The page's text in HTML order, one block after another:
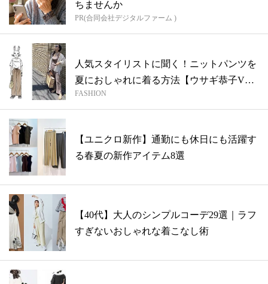
ちませんか
PR(合同会社デジタルファーム )
人気スタイリストに聞く！ニットパンツを
夏におしゃれに着る方法【ウサギ恭子VS
カメ...
FASHION
【ユニクロ新作】通勤にも休日にも活躍す
る春夏の新作アイテム8選
【40代】大人のシンプルコーデ29選｜ラフ
すぎないおしゃれな着こなし術